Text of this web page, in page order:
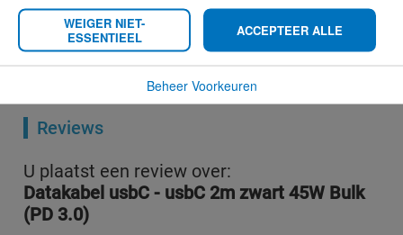
zwart
9,95
Reviews
U plaatst een review over:
Datakabel usbC - usbC 2m zwart 45W Bulk
(PD 3.0)
WEIGER NIET-
ESSENTIEEL
ACCEPTEER ALLE
Beheer Voorkeuren